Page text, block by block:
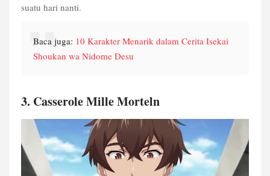
suatu hari nanti.
Baca juga: 10 Karakter Menarik dalam Cerita Isekai
Shoukan wa Nidome Desu
3. Casserole Mille Morteln